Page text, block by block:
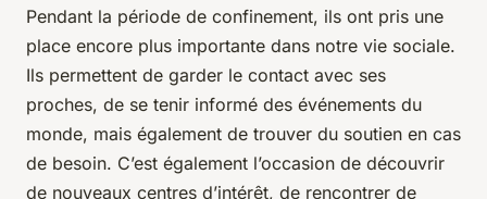
Pendant la période de confinement, ils ont pris une
place encore plus importante dans notre vie sociale.
Ils permettent de garder le contact avec ses
proches, de se tenir informé des événements du
monde, mais également de trouver du soutien en cas
de besoin. C’est également l’occasion de découvrir
de nouveaux centres d’intérêt, de rencontrer de